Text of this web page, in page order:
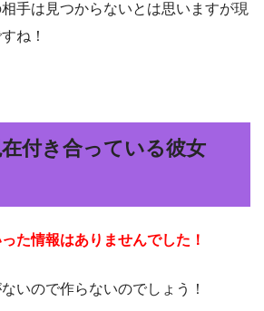
手は見つからないとは思いますが現
ね！
付き合っている彼女
た情報はありませんでした ！
いので作らないのでしょう！